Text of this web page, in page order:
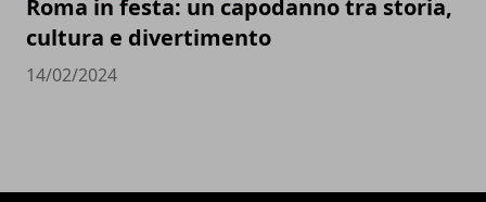
Roma in festa: un capodanno tra storia,
cultura e divertimento
14/02/2024